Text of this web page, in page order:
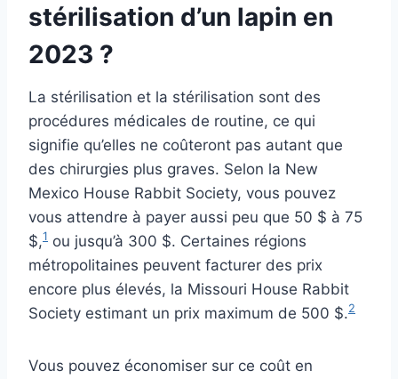
stérilisation d’un lapin en
2023 ?
La stérilisation et la stérilisation sont des
procédures médicales de routine, ce qui
signifie qu’elles ne coûteront pas autant que
des chirurgies plus graves. Selon la New
Mexico House Rabbit Society, vous pouvez
vous attendre à payer aussi peu que 50 $ à 75
$,1 ou jusqu’à 300 $. Certaines régions
métropolitaines peuvent facturer des prix
encore plus élevés, la Missouri House Rabbit
Society estimant un prix maximum de 500 $.2
Vous pouvez économiser sur ce coût en